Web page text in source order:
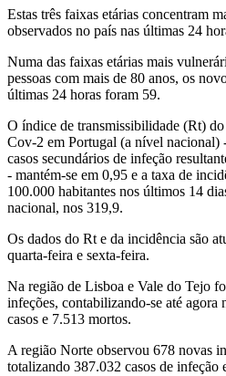
Estas três faixas etárias concentram
observados no país nas últimas 24
Numa das faixas etárias mais
pessoas com mais de 80 anos, os
últimas 24 horas foram 59.
O índice de transmissibilidade (Rt)
Cov-2 em Portugal (a nível nacional)
casos secundários de infeção
- mantém-se em 0,95 e a taxa de
100.000 habitantes nos últimos 14
nacional, nos 319,9.
Os dados do Rt e da incidência são
quarta-feira e sexta-feira.
Na região de Lisboa e Vale do Tejo
infeções, contabilizando-se até agora
casos e 7.513 mortos.
A região Norte observou 678 novas
totalizando 387.032 casos de